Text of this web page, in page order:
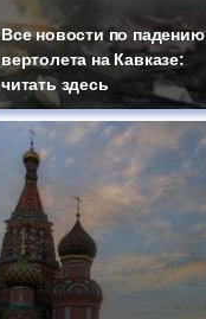
Все новости по падению
вертолета на Кавказе:
читать здесь